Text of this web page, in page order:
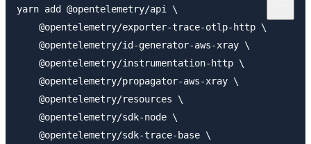
yarn add @opentelemetry/api \
    @opentelemetry/exporter-trace-otlp-http \
    @opentelemetry/id-generator-aws-xray \
    @opentelemetry/instrumentation-http \
    @opentelemetry/propagator-aws-xray \
    @opentelemetry/resources \
    @opentelemetry/sdk-node \
    @opentelemetry/sdk-trace-base \